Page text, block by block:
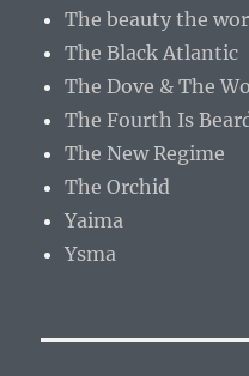
The beauty the
The Black Atlantic
The Dove & The
The Fourth Is
The New Regime
The Orchid
Yaima
Ysma